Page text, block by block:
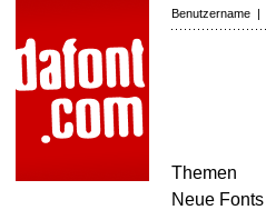
Benutzername |
Themen
Neue Fonts